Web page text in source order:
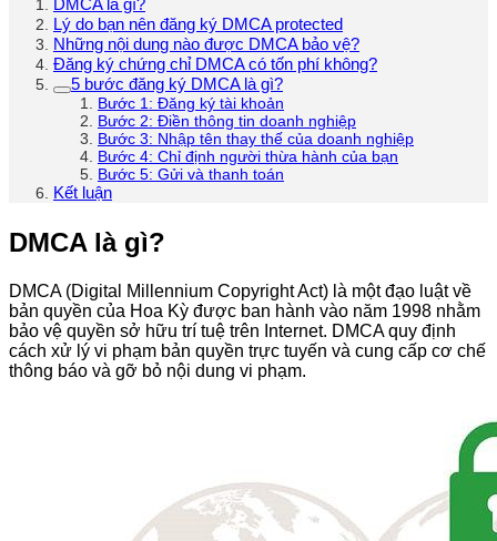
DMCA là gì?
Lý do bạn nên đăng ký DMCA protected
Những nội dung nào được DMCA bảo vệ?
Đăng ký chứng chỉ DMCA có tốn phí không?
5 bước đăng ký DMCA là gì?
Bước 1: Đăng ký tài khoản
Bước 2: Điền thông tin doanh nghiệp
Bước 3: Nhập tên thay thế của doanh nghiệp
Bước 4: Chỉ định người thừa hành của bạn
Bước 5: Gửi và thanh toán
Kết luận
DMCA là gì?
DMCA (Digital Millennium Copyright Act) là một đạo luật về
bản quyền của Hoa Kỳ được ban hành vào năm 1998 nhằm
bảo vệ quyền sở hữu trí tuệ trên Internet. DMCA quy định
cách xử lý vi phạm bản quyền trực tuyến và cung cấp cơ chế
thông báo và gỡ bỏ nội dung vi phạm.